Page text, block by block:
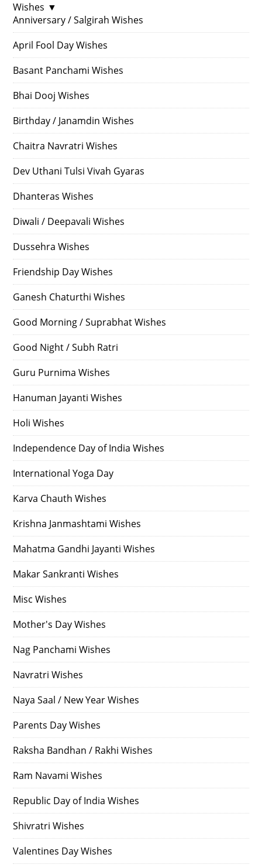
Wishes ▼
Anniversary / Salgirah Wishes
April Fool Day Wishes
Basant Panchami Wishes
Bhai Dooj Wishes
Birthday / Janamdin Wishes
Chaitra Navratri Wishes
Dev Uthani Tulsi Vivah Gyaras
Dhanteras Wishes
Diwali / Deepavali Wishes
Dussehra Wishes
Friendship Day Wishes
Ganesh Chaturthi Wishes
Good Morning / Suprabhat Wishes
Good Night / Subh Ratri
Guru Purnima Wishes
Hanuman Jayanti Wishes
Holi Wishes
Independence Day of India Wishes
International Yoga Day
Karva Chauth Wishes
Krishna Janmashtami Wishes
Mahatma Gandhi Jayanti Wishes
Makar Sankranti Wishes
Misc Wishes
Mother's Day Wishes
Nag Panchami Wishes
Navratri Wishes
Naya Saal / New Year Wishes
Parents Day Wishes
Raksha Bandhan / Rakhi Wishes
Ram Navami Wishes
Republic Day of India Wishes
Shivratri Wishes
Valentines Day Wishes